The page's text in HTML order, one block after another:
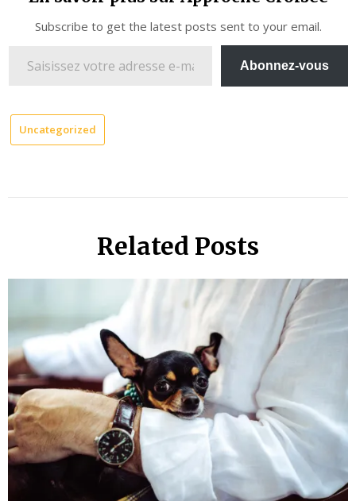
Subscribe to get the latest posts sent to your email.
votre
e-
mail…
Abonnez-vous
Uncategorized
Related Posts